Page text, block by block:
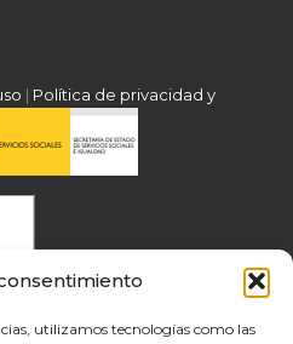
utilizamos tecnologías como las
| Política de privacidad y